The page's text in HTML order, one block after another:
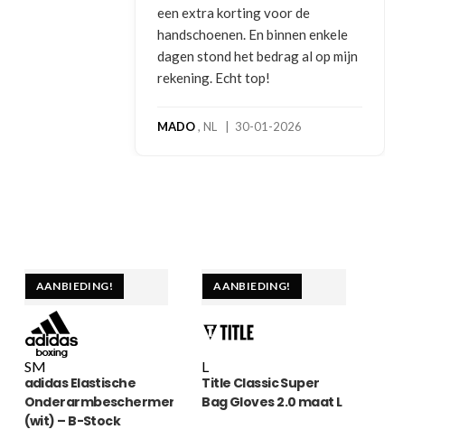
een extra korting voor de
handschoenen. En binnen enkele
dagen stond het bedrag al op mijn
rekening. Echt top!
, NL | 30-01-2026
AANBIEDING!
SM
adidas Elastische
Onderarmbeschermers
(wit) – B-Stock
AANBIEDING!
L
Title Classic Super
Bag Gloves 2.0 maat L